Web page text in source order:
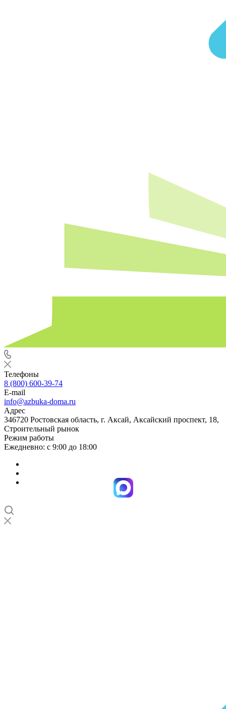
Телефоны
8 (800) 600-39-74
E-mail
info@azbuka-doma.ru
Адрес
346720 Ростовская область, г. Аксай, Аксайский проспект, 18,
Строительный рынок
Режим работы
Ежедневно: с 9:00 до 18:00